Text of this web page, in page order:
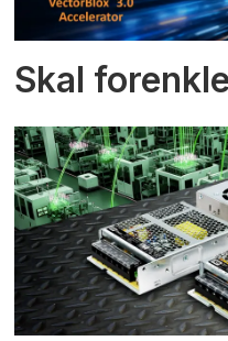
Skal